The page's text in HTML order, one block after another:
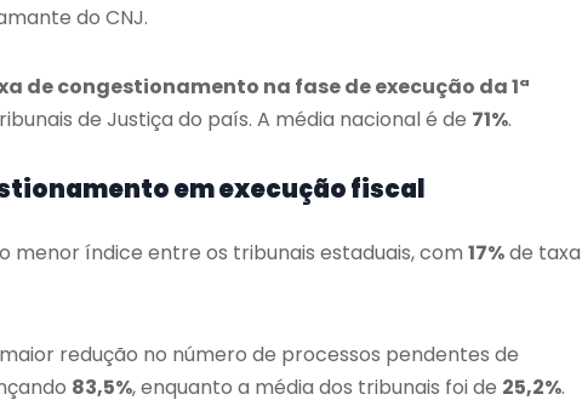
do CNJ.
de congestionamento na fase de execução da 1ª
de Justiça do país. A média nacional é de 71%.
em execução fiscal
menor índice entre os tribunais estaduais, com 17%de
redução no número de processos pendentes de
83,5%, enquanto a média dos tribunais foi de 25,2%.